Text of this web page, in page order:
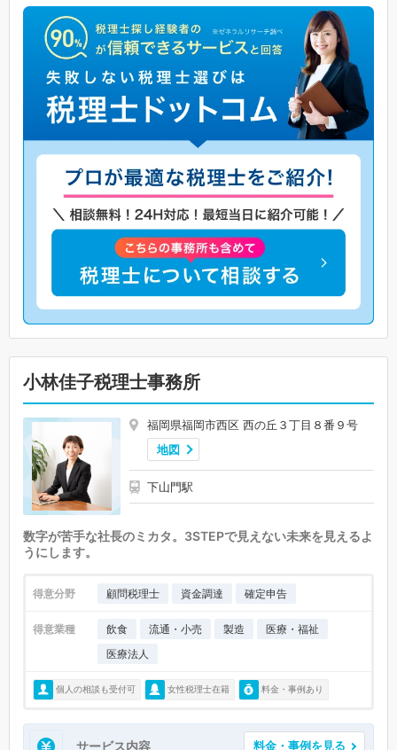
小林佳子税理士事務所
福岡県福岡市西区 西の丘３丁目８番９号
地図
下山門駅
数字が苦手な社長のミカタ。3STEPで見えない未来を見えるよ
うにします。
得意分野 顧問税理士 資金調達 確定申告
得意業種 飲食 流通・小売 製造
医療・福祉
医療法人
個人の相談も受付可 女性税理士在籍 料金・事例あり
サービス内容 料金・事例を見る